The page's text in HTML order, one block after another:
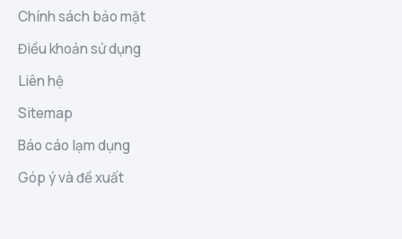
Chính sách bảo mật
Điều khoản sử dụng
Liên hệ
Sitemap
Báo cáo lạm dụng
Góp ý và đề xuất